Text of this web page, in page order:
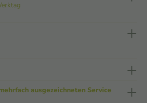
ausgezeichneten Service